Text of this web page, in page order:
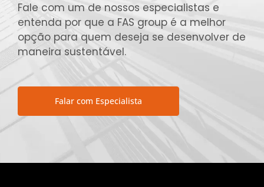
Fale com um de nossos especialistas e
entenda por que a FAS group é a melhor
opção para quem deseja se desenvolver de
maneira sustentável.
Falar com Especialista